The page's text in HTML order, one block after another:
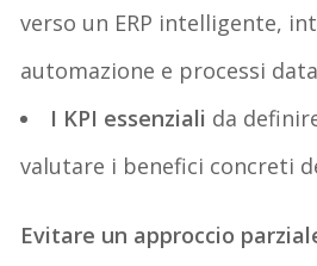
verso un ERP intelligente,
automazione e processi
I KPI essenziali da
valutare i benefici concreti
Evitare un approccio